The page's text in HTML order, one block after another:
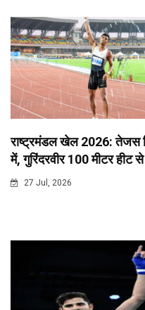
राष्ट्रमंडल खेल 2026: तेजस
में, गुरिंदरवीर 100 मीटर हीट से
27 Jul, 2026